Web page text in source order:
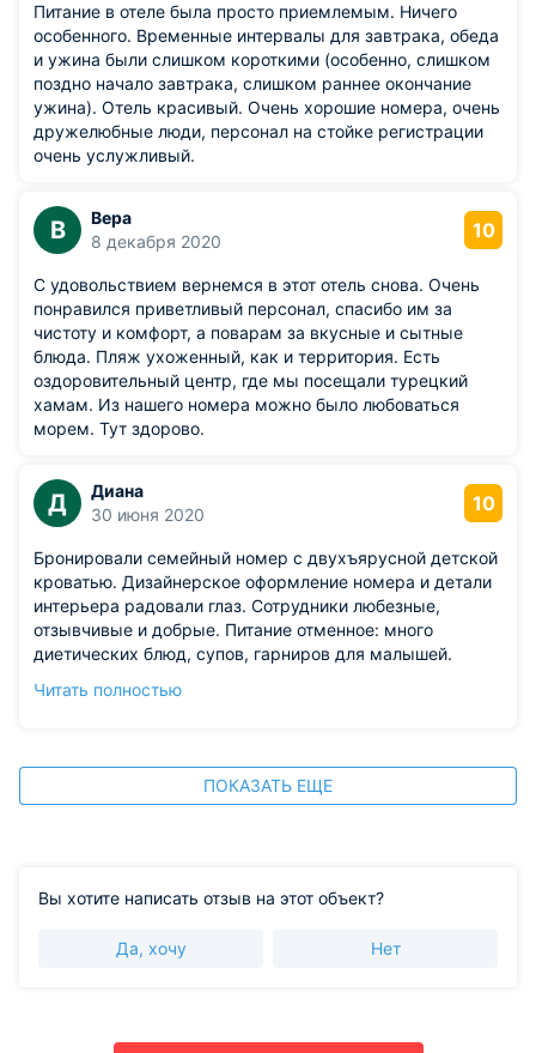
Питание в отеле была просто приемлемым. Ничего
особенного. Временные интервалы для завтрака, обеда
и ужина были слишком короткими (особенно, слишком
поздно начало завтрака, слишком раннее окончание
ужина). Отель красивый. Очень хорошие номера, очень
дружелюбные люди, персонал на стойке регистрации
очень услужливый.
В
Вера
8 декабря 2020
10
С удовольствием вернемся в этот отель снова. Очень
понравился приветливый персонал, спасибо им за
чистоту и комфорт, а поварам за вкусные и сытные
блюда. Пляж ухоженный, как и территория. Есть
оздоровительный центр, где мы посещали турецкий
хамам. Из нашего номера можно было любоваться
морем. Тут здорово.
Д
Диана
30 июня 2020
10
Бронировали семейный номер с двухъярусной детской
кроватью. Дизайнерское оформление номера и детали
интерьера радовали глаз. Сотрудники любезные,
отзывчивые и добрые. Питание отменное: много
диетических блюд, супов, гарниров для малышей.
сушки. Море чисто, пляж оборудован. Единственное -
Читать полностью
ПОКАЗАТЬ ЕЩЕ
Вы хотите написать отзыв на этот объект?
Да, хочу Нет